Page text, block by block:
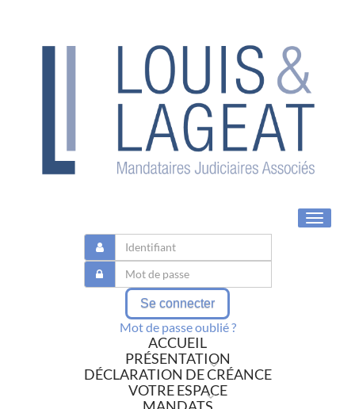
Toggle
Se connecter
Mot de passe oublié ?
ACCUEIL
PRÉSENTATION
DÉCLARATION DE CRÉANCE
VOTRE ESPACE